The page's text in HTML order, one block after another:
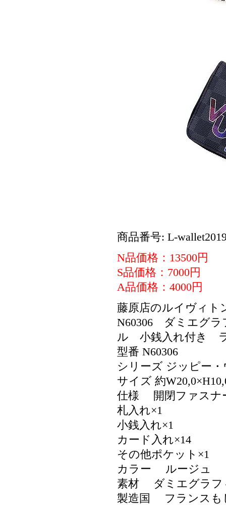
商品番号: L-
N品価格：13500円
S品価格：7000円
A品価格：4000円
藤原店のルイヴィ
N60306 ダミエグ
ル 小銭入れ付き
型番 N60306
シリーズ ジッピー
サイズ 約
仕様 開閉ファスナ
札入れ×1
小銭入れ×1
カード入れ×14
その他ポケット×1
カラー ルージュ
素材 ダミエグラ
製造国 フランスも